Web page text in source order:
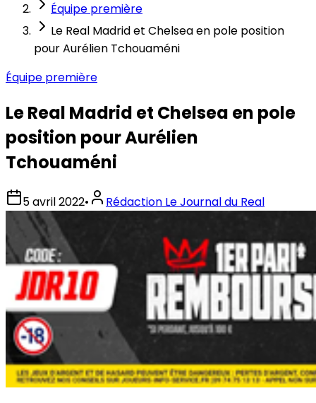
Équipe première
Le Real Madrid et Chelsea en pole position
pour Aurélien Tchouaméni
Équipe première
Le Real Madrid et Chelsea en pole
position pour Aurélien
Tchouaméni
5 avril 2022• Rédaction Le Journal du Real